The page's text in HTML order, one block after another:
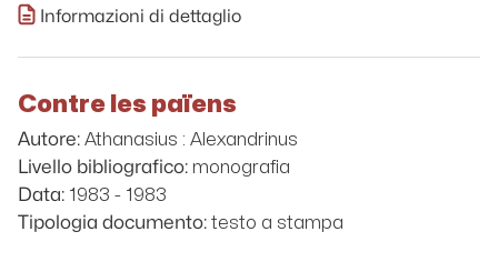
Informazioni di dettaglio
Contre les païens
Autore: Athanasius : Alexandrinus
Livello bibliografico: monografia
Data: 1983 - 1983
Tipologia documento: testo a stampa